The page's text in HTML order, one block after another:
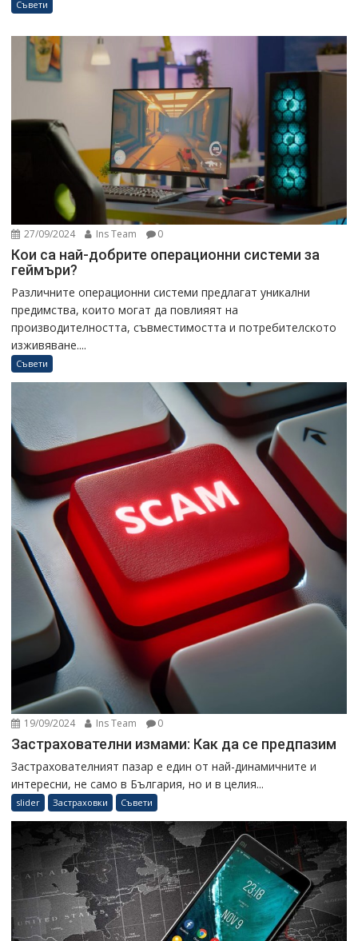
Съвети
27/09/2024 Ins Team 0
Кои са най-добрите операционни системи за
геймъри?
Различните операционни системи предлагат уникални
предимства, които могат да повлияят на
производителността, съвместимостта и потребителското
изживяване....
Съвети
19/09/2024 Ins Team 0
Застрахователни измами: Как да се предпазим
Застрахователният пазар е един от най-динамичните и
интересни, не само в България, но и в целия...
slider Застраховки Съвети